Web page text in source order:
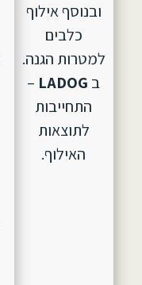
ובנוסף אילוף
כלבים
למטרות הגנה.
ב LADOG
–
התחייבות
לתוצאות
האילוף.